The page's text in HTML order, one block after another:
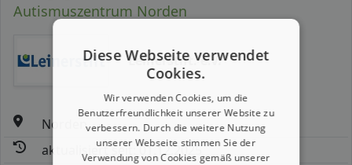
Autismuszentrum Norden
Leinerstift. e.V.
Norden
aktualisiert seit: 01.12.2025
Diese Webseite verwendet
Cookies.
Wir verwenden Cookies, um die
Benutzerfreundlichkeit unserer Website zu
verbessern. Durch die weitere Nutzung
unserer Webseite stimmen Sie der
Verwendung von Cookies gemäß unserer